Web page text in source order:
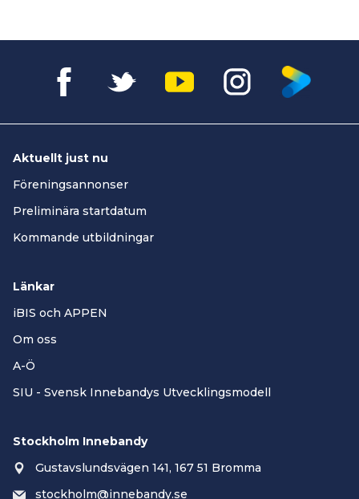
Aktuellt just nu
Föreningsannonser
Preliminära startdatum
Kommande utbildningar
Länkar
iBIS och APPEN
Om oss
A-Ö
SIU - Svensk Innebandys Utvecklingsmodell
Stockholm Innebandy
Gustavslundsvägen 141, 167 51 Bromma
stockholm@innebandy.se